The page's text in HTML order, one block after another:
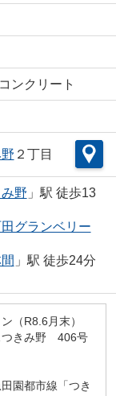
ンクリート
２丁目
野 」駅 徒歩13
グランベリー
」駅 徒歩24分
（R8.6月末）
つきみ野 406号
園都市線「つき